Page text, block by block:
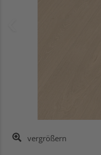
vergrößern